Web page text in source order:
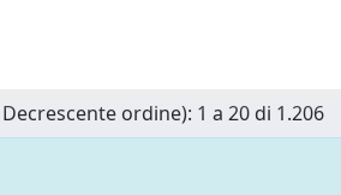
ordine): 1 a 20 di 1.206